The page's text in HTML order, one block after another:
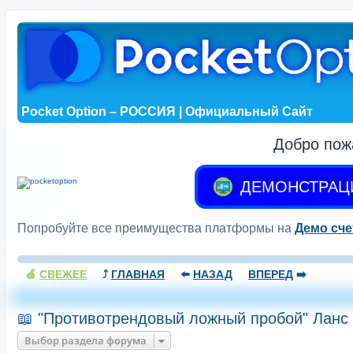
Pocket Option – РОССИЯ | Официальный Сайт
Добро
Попробуйте все преимущества платформы на Демо
🍏 СВЕЖЕЕ ⤴️ ГЛАВНАЯ ⬅️ НАЗАД ВПЕРЕД ➡️
📖 "Противотрендовый ложный пробой" Ланс
Выбор раздела форума